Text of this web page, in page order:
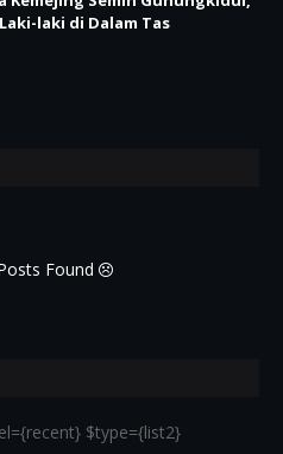
laki di Dalam Tas
Found
$type={list2}